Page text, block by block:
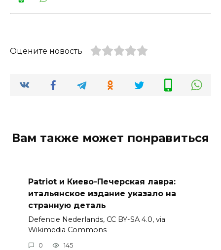
Оцените новость
Вам также может понравиться
Patriot и Киево-Печерская лавра:
итальянское издание указало на
странную деталь
Defencie Nederlands, CC BY-SA 4.0, via
Wikimedia Commons
0 145